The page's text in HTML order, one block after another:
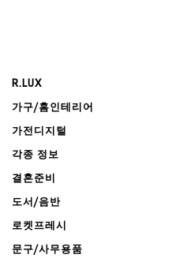
R.LUX
가구/홈인테리어
가전디지털
각종 정보
결혼준비
도서/음반
로켓프레시
문구/사무용품